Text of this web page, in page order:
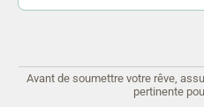
Avant de soumettre votre rêve,
pertinente